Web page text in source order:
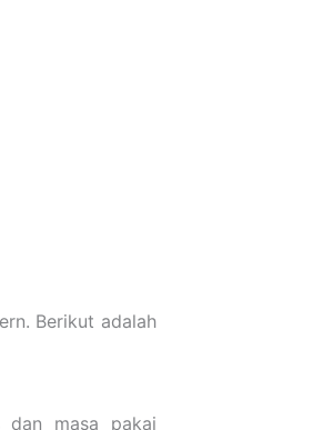
Berikut adalah
dan masa pakai